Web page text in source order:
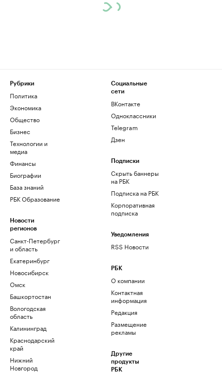
Рубрики
Политика
Экономика
Общество
Бизнес
Технологии и
медиа
Финансы
Биографии
База знаний
РБК Образование
Новости
регионов
Санкт-Петербург
и область
Екатеринбург
Новосибирск
Омск
Башкортостан
Вологодская
область
Калининград
Краснодарский
край
Нижний
Новгород
Социальные
сети
ВКонтакте
Одноклассники
Telegram
Дзен
Подписки
Скрыть баннеры
на РБК
Подписка на РБК
Корпоративная
подписка
Уведомления
RSS Новости
РБК
О компании
Контактная
информация
Редакция
Размещение
рекламы
Другие
продукты
РБК